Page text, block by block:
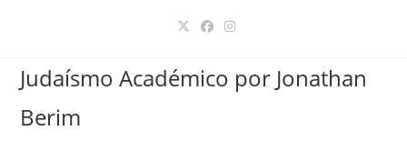
Judaísmo Académico por Jonathan
Berim